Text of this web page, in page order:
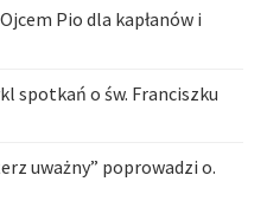
Pio dla kapłanów i
spotkań o św. Franciszku
uważny” poprowadzi o.